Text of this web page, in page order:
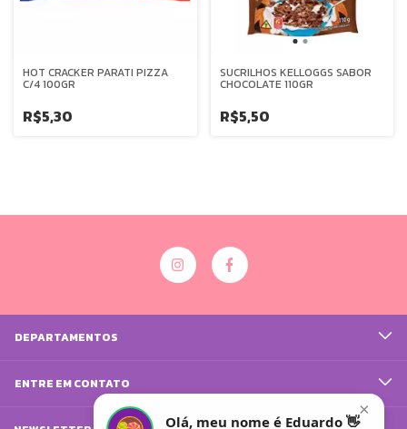
HOT CRACKER PARATI PIZZA
C/4 100GR
R$5,30
SUCRILHOS KELLOGGS SABOR
CHOCOLATE 110GR
R$5,50
DEPARTAMENTOS
ENTRE EM CONTATO
×
Olá, meu nome é Eduardo 👋